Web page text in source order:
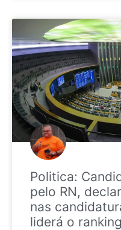
Politica:
pelo RN,
nas
liderá o ranking